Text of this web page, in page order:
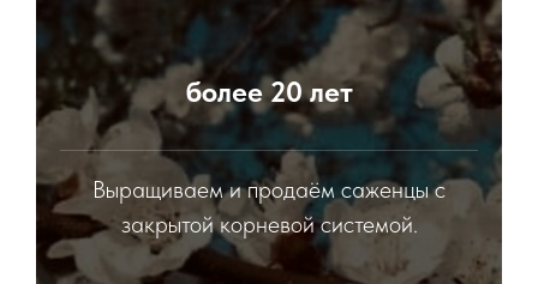
более 20 лет
Выращиваем и продаём саженцы с
закрытой корневой системой.